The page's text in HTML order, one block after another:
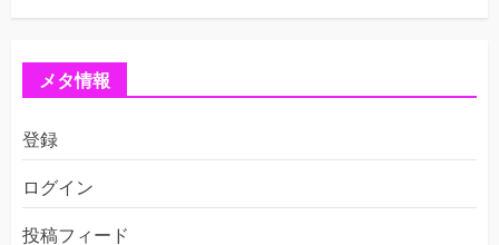
メタ情報
登録
ログイン
投稿フィード